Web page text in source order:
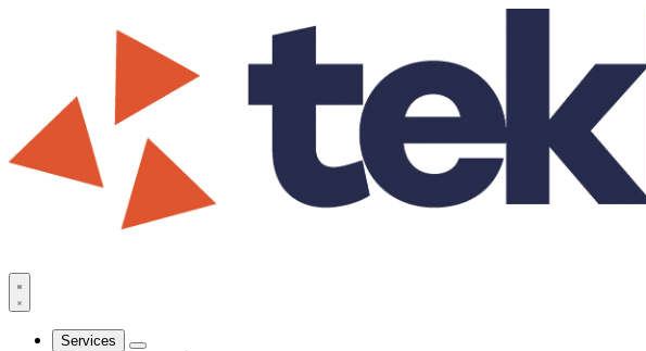
Services